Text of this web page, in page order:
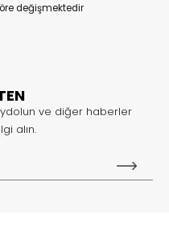
değişmektedir
ve diğer haberler
alın.